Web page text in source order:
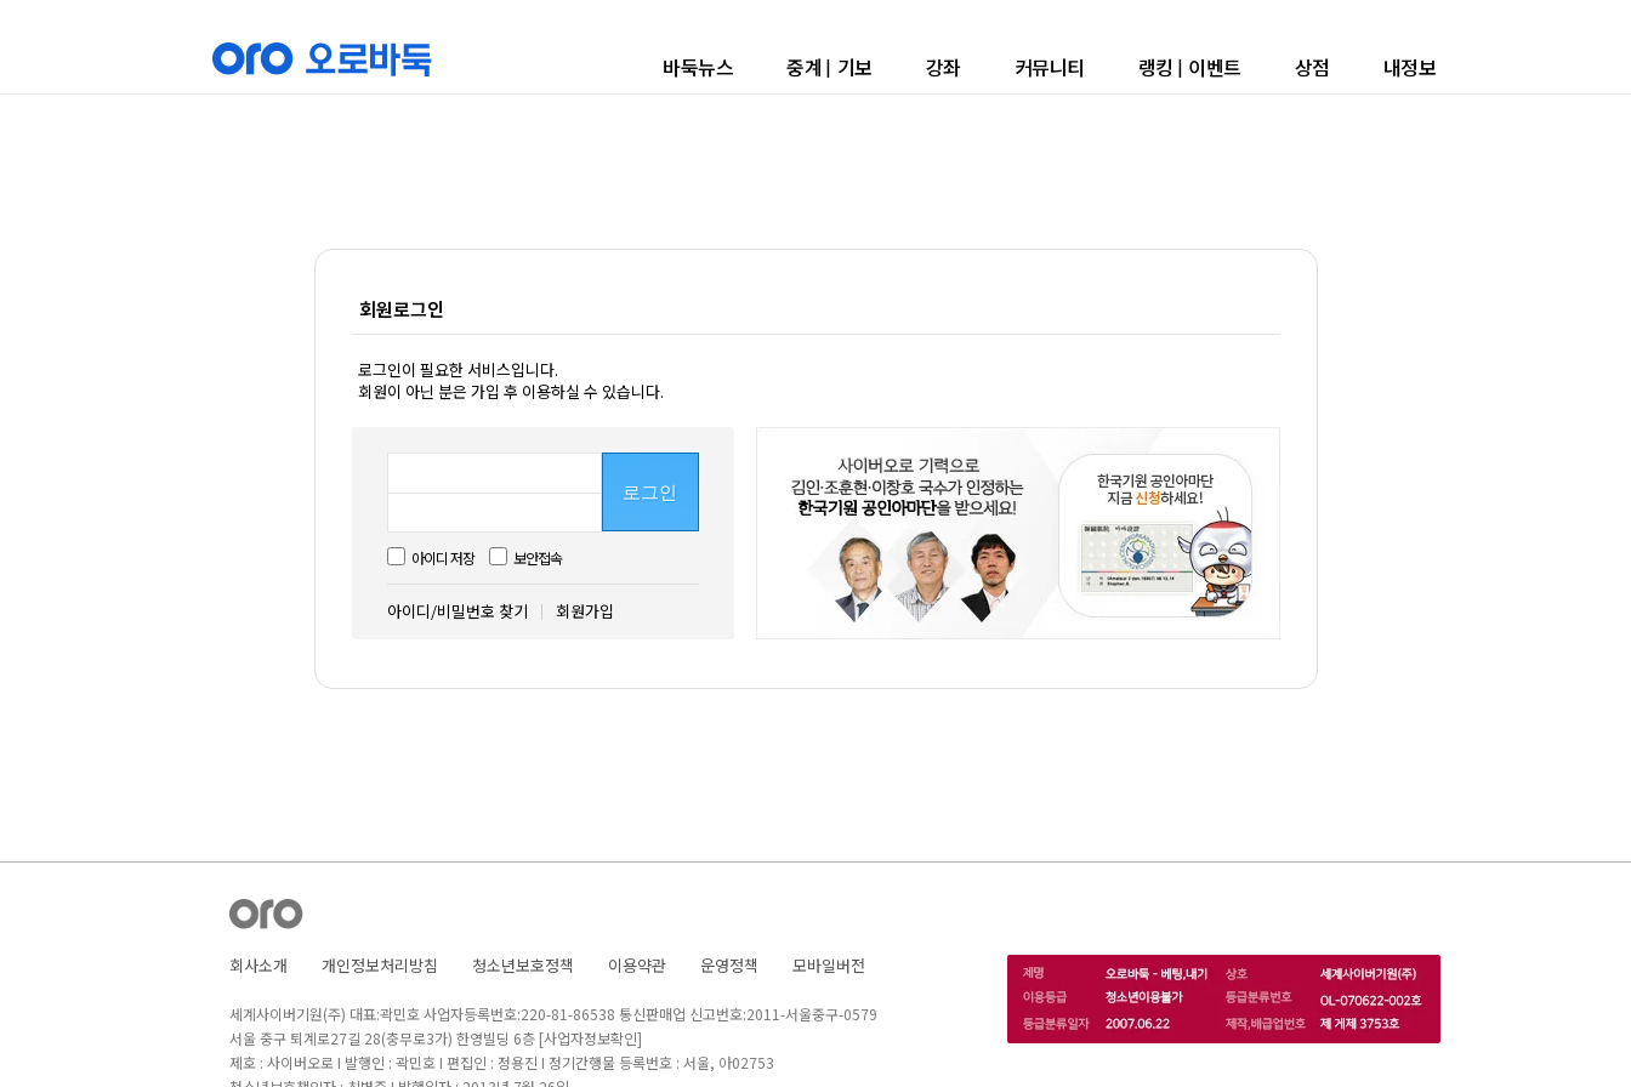
바둑뉴스 중계 | 기보 강좌 커뮤니티 랭킹 | 이벤트 상점 내정보
회원로그인
로그인이 필요한 서비스입니다.
회원이 아닌 분은 가입 후 이용하실 수 있습니다.
로그인
아이디 저장 보안접속
아이디/비밀번호 찾기 회원가입
회사소개 개인정보처리방침 청소년보호정책 이용약관 운영정책 모바일버전
세계사이버기원(주) 대표:곽민호 사업자등록번호:220-81-86538 통신판매업 신고번호:2011-서울중구-0579
서울 중구 퇴계로27길 28(충무로3가) 한영빌딩 6층 [사업자정보확인]
제호 : 사이버오로 I 발행인 : 곽민호 I 편집인 : 정용진 I 정기간행물 등록번호 : 서울, 아02753